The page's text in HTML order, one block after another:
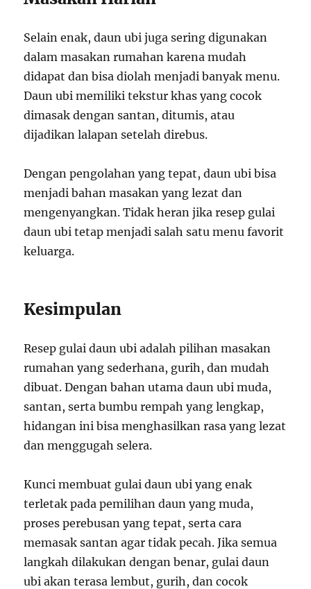
Selain enak, daun ubi juga sering digunakan
dalam masakan rumahan karena mudah
didapat dan bisa diolah menjadi banyak menu.
Daun ubi memiliki tekstur khas yang cocok
dimasak dengan santan, ditumis, atau
dijadikan lalapan setelah direbus.
Dengan pengolahan yang tepat, daun ubi bisa
menjadi bahan masakan yang lezat dan
mengenyangkan. Tidak heran jika resep gulai
daun ubi tetap menjadi salah satu menu favorit
keluarga.
Kesimpulan
Resep gulai daun ubi adalah pilihan masakan
rumahan yang sederhana, gurih, dan mudah
dibuat. Dengan bahan utama daun ubi muda,
santan, serta bumbu rempah yang lengkap,
hidangan ini bisa menghasilkan rasa yang lezat
dan menggugah selera.
Kunci membuat gulai daun ubi yang enak
terletak pada pemilihan daun yang muda,
proses perebusan yang tepat, serta cara
memasak santan agar tidak pecah. Jika semua
langkah dilakukan dengan benar, gulai daun
ubi akan terasa lembut, gurih, dan cocok